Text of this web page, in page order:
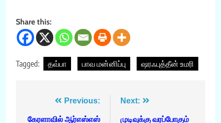
Share this:
Tagged: தவ்பா பாவ மன்னிப்பு ஷரஃபுத்தீன் உமரி
Previous:
கேரளாவில் ஆர்எஸ்எஸ்
Next:
முடிவுக்கு வரப்போகும்